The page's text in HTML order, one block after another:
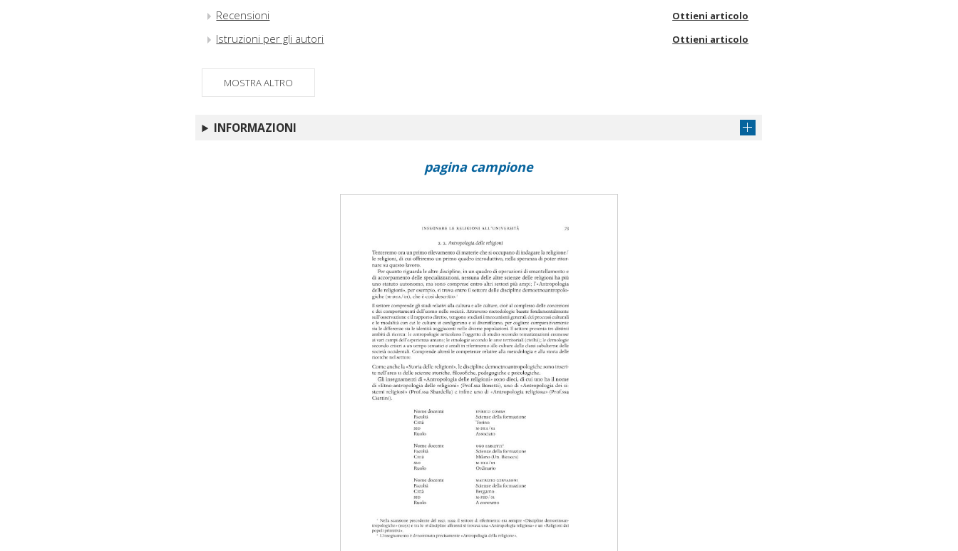
Recensioni Ottieni articolo
Istruzioni per gli autori Ottieni articolo
MOSTRA ALTRO
INFORMAZIONI
pagina campione